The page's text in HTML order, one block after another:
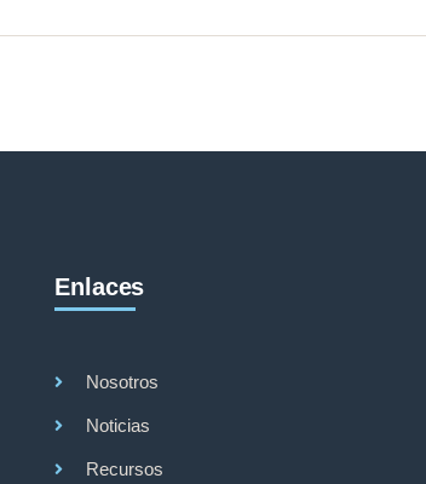
Enlaces
Nosotros
Noticias
Recursos